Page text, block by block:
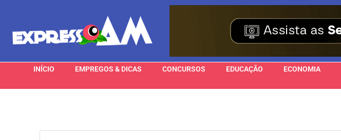
INÍCIO EMPREGOS & DICAS CONCURSOS EDUCAÇÃO ECONOMIA